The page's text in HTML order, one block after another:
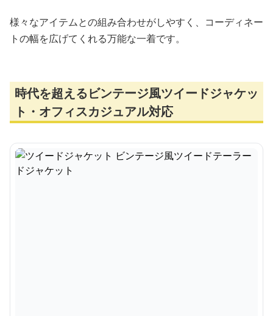
様々なアイテムとの組み合わせがしやすく、コーディネー
トの幅を広げてくれる万能な一着です。
時代を超えるビンテージ風ツイードジャケッ
ト・オフィスカジュアル対応